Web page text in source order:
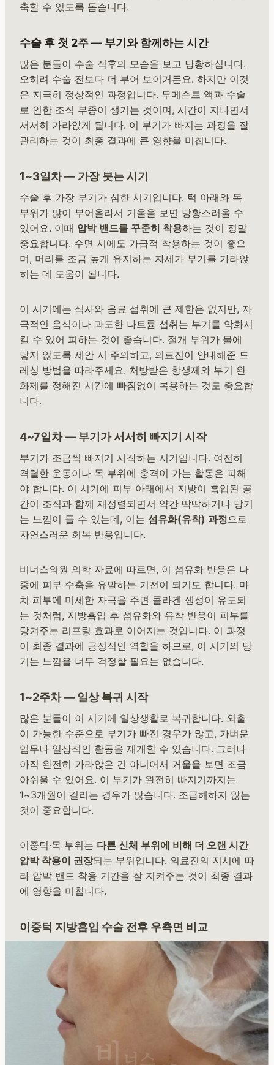
축할 수 있도록 돕습니다.
수술 후 첫 2주 — 부기와 함께하는 시간
많은 분들이 수술 직후의 모습을 보고 당황하십니다.
오히려 수술 전보다 더 부어 보이거든요. 하지만 이것
은 지극히 정상적인 과정입니다. 투메슨트 액과 수술
로 인한 조직 부종이 생기는 것이며, 시간이 지나면서
서서히 가라앉게 됩니다. 이 부기가 빠지는 과정을 잘
관리하는 것이 최종 결과에 큰 영향을 미칩니다.
1~3일차 — 가장 붓는 시기
수술 후 가장 부기가 심한 시기입니다. 턱 아래와 목
부위가 많이 부어올라서 거울을 보면 당황스러울 수
있어요. 이때 압박 밴드를 꾸준히 착용하는 것이 정말
중요합니다. 수면 시에도 가급적 착용하는 것이 좋으
며, 머리를 조금 높게 유지하는 자세가 부기를 가라앉
히는 데 도움이 됩니다.
이 시기에는 식사와 음료 섭취에 큰 제한은 없지만, 자
극적인 음식이나 과도한 나트륨 섭취는 부기를 악화시
킬 수 있어 피하는 것이 좋습니다. 절개 부위가 물에
닿지 않도록 세안 시 주의하고, 의료진이 안내해준 드
레싱 방법을 따라주세요. 처방받은 항생제와 부기 완
화제를 정해진 시간에 빠짐없이 복용하는 것도 중요합
니다.
4~7일차 — 부기가 서서히 빠지기 시작
부기가 조금씩 빠지기 시작하는 시기입니다. 여전히
격렬한 운동이나 목 부위에 충격이 가는 활동은 피해
야 합니다. 이 시기에 피부 아래에서 지방이 흡입된 공
간이 조직과 함께 재정렬되면서 약간 딱딱하거나 당기
는 느낌이 들 수 있는데, 이는 섬유화(유착) 과정으로
자연스러운 회복 반응입니다.
비너스의원 의학 자료에 따르면, 이 섬유화 반응은 나
중에 피부 수축을 유발하는 기전이 되기도 합니다. 마
치 피부에 미세한 자극을 주면 콜라겐 생성이 유도되
는 것처럼, 지방흡입 후 섬유화와 유착 반응이 피부를
당겨주는 리프팅 효과로 이어지는 것입니다. 이 과정
이 최종 결과에 긍정적인 역할을 하므로, 이 시기의 당
기는 느낌을 너무 걱정할 필요는 없습니다.
1~2주차 — 일상 복귀 시작
많은 분들이 이 시기에 일상생활로 복귀합니다. 외출
이 가능한 수준으로 부기가 빠진 경우가 많고, 가벼운
업무나 일상적인 활동을 재개할 수 있습니다. 그러나
아직 완전히 가라앉은 건 아니어서 거울을 보면 조금
아쉬울 수 있어요. 이 부기가 완전히 빠지기까지는
1~3개월이 걸리는 경우가 많습니다. 조급해하지 않는
것이 중요합니다.
이중턱·목 부위는 다른 신체 부위에 비해 더 오랜 시간
압박 착용이 권장되는 부위입니다. 의료진의 지시에 따
라 압박 밴드 착용 기간을 잘 지켜주는 것이 최종 결과
에 영향을 미칩니다.
이중턱 지방흡입 수술 전후 우측면 비교